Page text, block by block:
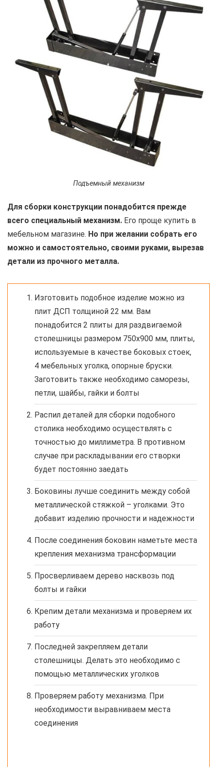
Подъемный механизм
Для сборки конструкции понадобится прежде
всего специальный механизм. Его проще купить в
мебельном магазине. Но при желании собрать его
можно и самостоятельно, своими руками, вырезав
детали из прочного металла.
Изготовить подобное изделие можно из
плит ДСП толщиной 22 мм. Вам
понадобится 2 плиты для раздвигаемой
столешницы размером 750х900 мм, плиты,
используемые в качестве боковых стоек,
4 мебельных уголка, опорные бруски.
Заготовить также необходимо саморезы,
петли, шайбы, гайки и болты
Распил деталей для сборки подобного
столика необходимо осуществлять с
точностью до миллиметра. В противном
случае при раскладывании его створки
будет постоянно заедать
Боковины лучше соединить между собой
металлической стяжкой – уголками. Это
добавит изделию прочности и надежности
После соединения боковин наметьте места
крепления механизма трансформации
Просверливаем дерево насквозь под
болты и гайки
Крепим детали механизма и проверяем их
работу
Последней закрепляем детали
столешницы. Делать это необходимо с
помощью металлических уголков
Проверяем работу механизма. При
необходимости выравниваем места
соединения